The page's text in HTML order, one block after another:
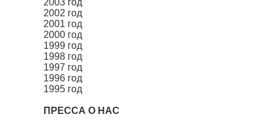
2002 год
2001 год
2000 год
1999 год
1998 год
1997 год
1996 год
1995 год
ПРЕССА О НАС